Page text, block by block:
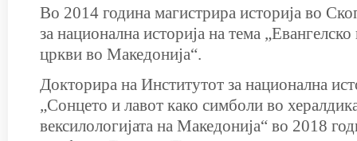
Во 2014 година магистрира историја во
за национална историја на тема „Евангелско
цркви во Македонија“.
Докторира на Институтот за национална
„Сонцето и лавот како симболи во
вексилологијата на Македонија“ во 2018